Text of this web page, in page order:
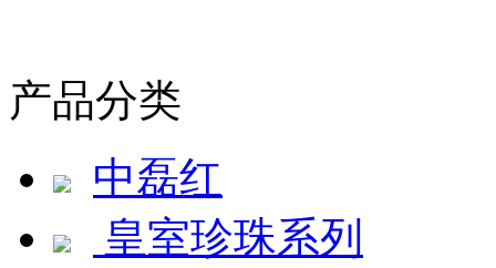
产品分类
中磊红
皇室珍珠系列